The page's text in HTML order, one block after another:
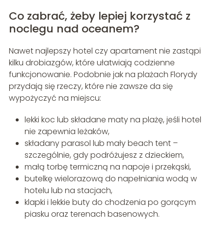
Co zabrać, żeby lepiej korzystać z
noclegu nad oceanem?
Nawet najlepszy hotel czy apartament nie zastąpi
kilku drobiazgów, które ułatwiają codzienne
funkcjonowanie. Podobnie jak na plażach Florydy
przydają się rzeczy, które nie zawsze da się
wypożyczyć na miejscu:
lekki koc lub składane maty na plażę, jeśli hotel
nie zapewnia leżaków,
składany parasol lub mały beach tent –
szczególnie, gdy podróżujesz z dzieckiem,
małą torbę termiczną na napoje i przekąski,
butelkę wielorazową do napełniania wodą w
hotelu lub na stacjach,
klapki i lekkie buty do chodzenia po gorącym
piasku oraz terenach basenowych.